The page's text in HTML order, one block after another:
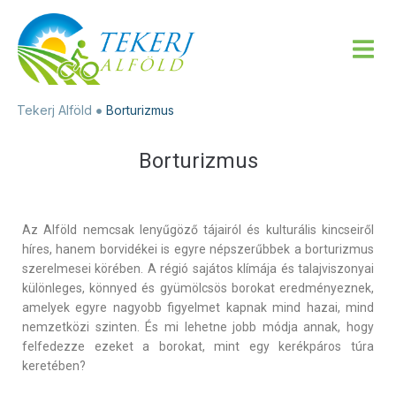
Tekerj Alföld Borturizmus
Borturizmus
Az Alföld nemcsak lenyűgöző tájairól és kulturális kincseiről
híres, hanem borvidékei is egyre népszerűbbek a borturizmus
szerelmesei körében. A régió sajátos klímája és talajviszonyai
különleges, könnyed és gyümölcsös borokat eredményeznek,
amelyek egyre nagyobb figyelmet kapnak mind hazai, mind
nemzetközi szinten. És mi lehetne jobb módja annak, hogy
felfedezze ezeket a borokat, mint egy kerékpáros túra
keretében?